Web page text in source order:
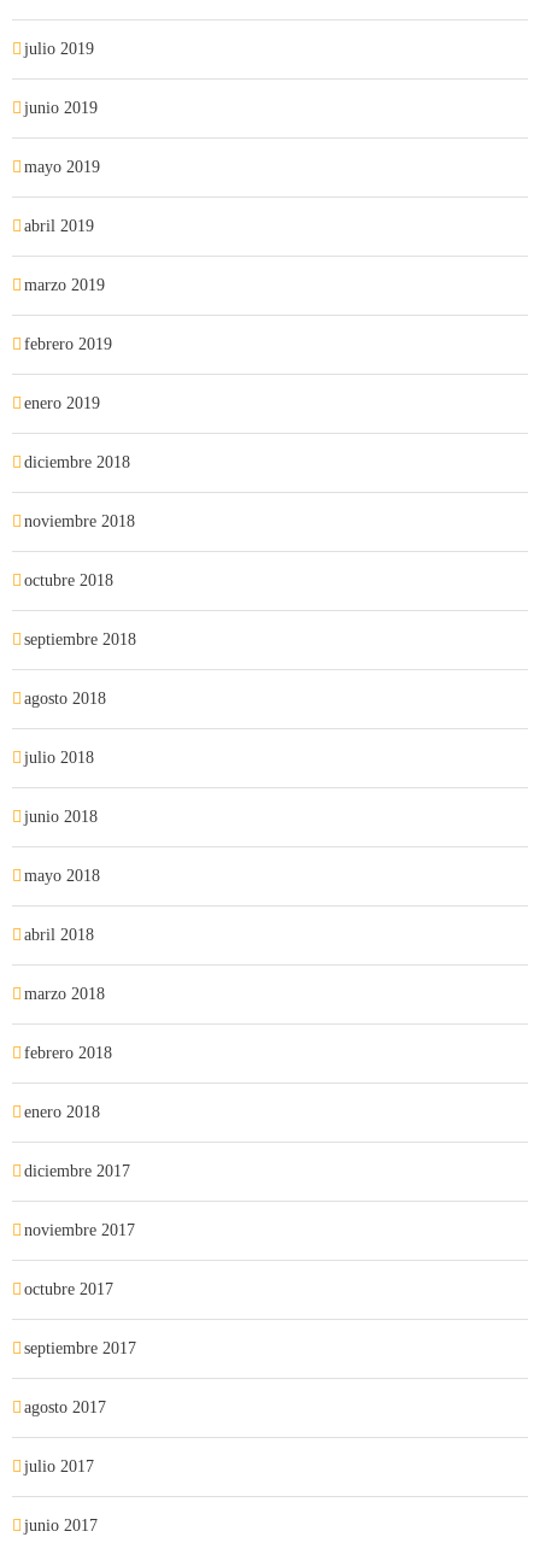
julio 2019
junio 2019
mayo 2019
abril 2019
marzo 2019
febrero 2019
enero 2019
diciembre 2018
noviembre 2018
octubre 2018
septiembre 2018
agosto 2018
julio 2018
junio 2018
mayo 2018
abril 2018
marzo 2018
febrero 2018
enero 2018
diciembre 2017
noviembre 2017
octubre 2017
septiembre 2017
agosto 2017
julio 2017
junio 2017